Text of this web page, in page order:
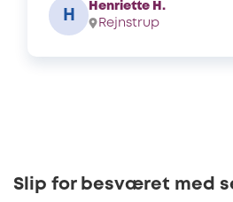
H
Henriette H.
Rejnstrup
Slip for besværet med